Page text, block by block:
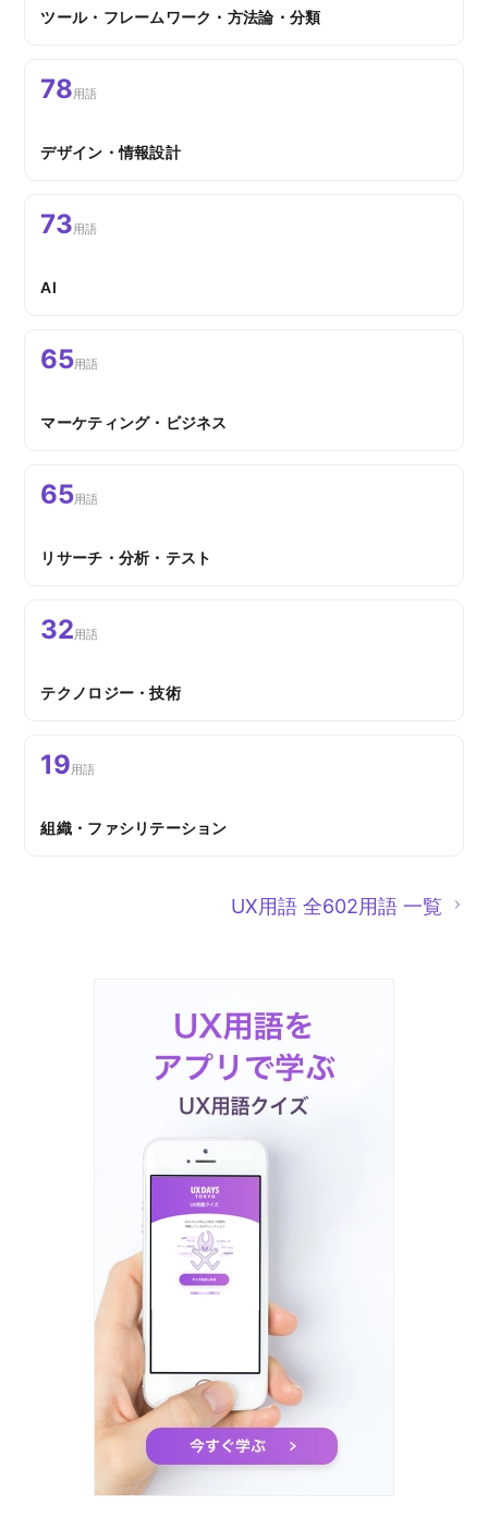
ツール・フレームワーク・方法論・分類
78用語
デザイン・情報設計
73用語
AI
65用語
マーケティング・ビジネス
65用語
リサーチ・分析・テスト
32用語
テクノロジー・技術
19用語
組織・ファシリテーション
UX用語 全602用語 一覧